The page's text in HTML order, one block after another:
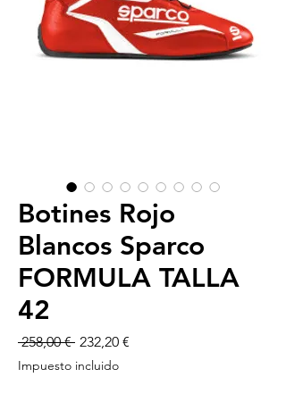
Botines Rojo
Blancos Sparco
FORMULA TALLA
42
258,00 € Precio
232,20 €
Impuesto incluido